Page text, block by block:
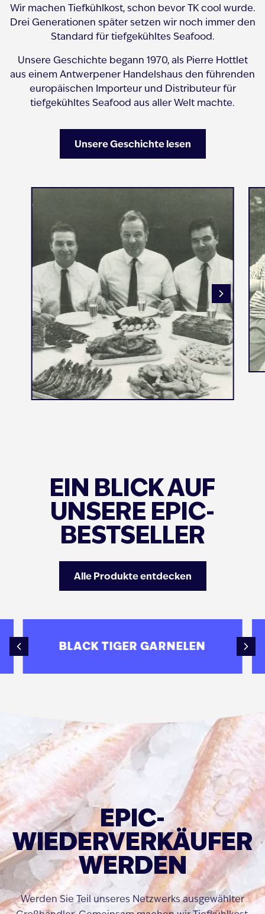
Wir machen Tiefkühlkost, schon bevor TK cool wurde.
Drei Generationen später setzen wir noch immer den
Standard für tiefgekühltes Seafood.
Unsere Geschichte begann 1970, als Pierre Hottlet
aus einem Antwerpener Handelshaus den führenden
europäischen Importeur und Distributeur für
tiefgekühltes Seafood aus aller Welt machte.
Unsere Geschichte lesen
EIN BLICK AUF
UNSERE EPIC-
BESTSELLER
Alle Produkte entdecken
BLACK TIGER GARNELEN
EPIC-
WIEDERVERKÄUFER
WERDEN
Werden Sie Teil unseres Netzwerks ausgewählter